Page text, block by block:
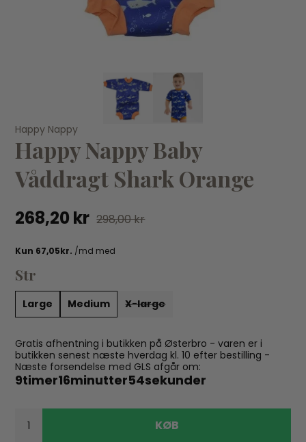
SMALL X-LARGE
Happy Nappy
Happy Nappy Baby Våddragt Ninas Ark
268,20 kr 298,00 kr
Happy Nappy
Happy Nappy Baby
Våddragt Shark Orange
268,20 kr 298,00 kr
Str
Large Medium X-large
Gratis afhentning i butikken på Østerbro - varen er i
butikken senest næste hverdag kl. 10 efter bestilling -
Næste forsendelse med GLS afgår om:
9timer16minutter54sekunder
KØB